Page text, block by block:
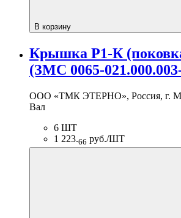
В корзину
Крышка Р1-К
(ЗМС 0065-
ООО «ТМК ЭТЕРНО», Россия, г.
Вал
6 ШТ
1 223.66 руб./ШТ